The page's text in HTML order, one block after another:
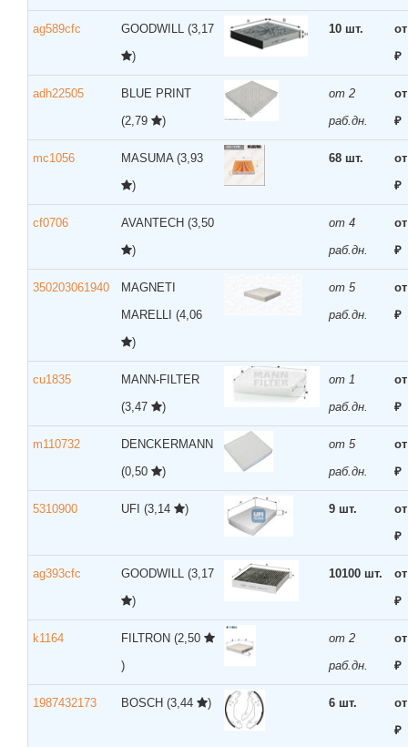
ag589cfc GOODWILL (3,17
)
10 шт.
₽
adh22505
BLUE PRINT
(2,79
)
от 2
раб.дн.
₽
mc1056 MASUMA (3,93
)
68 шт.
₽
cf0706 AVANTECH (3,50
)
от 4
раб.дн.
₽
350203061940
MAGNETI
MARELLI (4,06
)
от 5
раб.дн.
₽
cu1835
MANN-FILTER
(3,47
)
от 1
раб.дн.
₽
m110732
DENCKERMANN
(0,50
)
от 5
раб.дн.
₽
5310900 UFI (3,14 ) 9 шт.
₽
ag393cfc GOODWILL (3,17
)
10100 шт.
₽
k1164 FILTRON (2,50
)
от 2
раб.дн.
₽
1987432173 BOSCH (3,44 ) 6 шт.
₽